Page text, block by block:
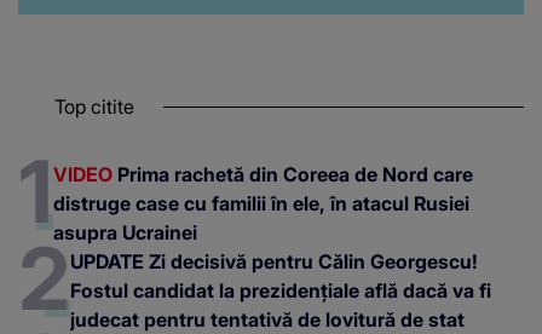
Top citite
VIDEO Prima rachetă din Coreea de Nord care
distruge case cu familii în ele, în atacul Rusiei
asupra Ucrainei
UPDATE Zi decisivă pentru Călin Georgescu!
Fostul candidat la prezidențiale află dacă va fi
judecat pentru tentativă de lovitură de stat